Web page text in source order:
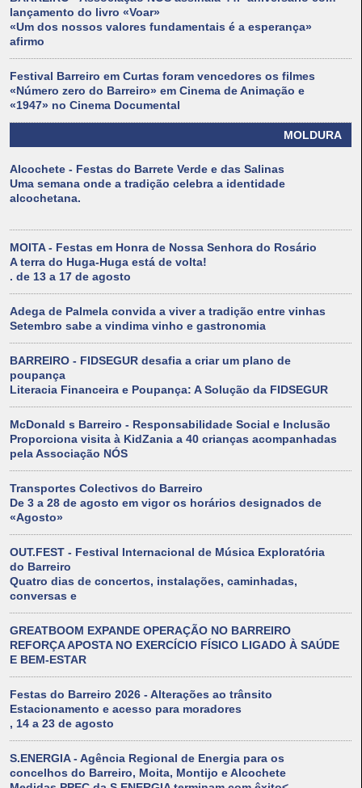
lançamento do livro «Voar»
«Um dos nossos valores fundamentais é a esperança»
afirmo
Festival Barreiro em Curtas foram vencedores os filmes
«Número zero do Barreiro» em Cinema de Animação e
«1947» no Cinema Documental
MOLDURA
Alcochete - Festas do Barrete Verde e das Salinas
Uma semana onde a tradição celebra a identidade
alcochetana.
MOITA - Festas em Honra de Nossa Senhora do Rosário
A terra do Huga-Huga está de volta!
. de 13 a 17 de agosto
Adega de Palmela convida a viver a tradição entre vinhas
Setembro sabe a vindima vinho e gastronomia
BARREIRO - FIDSEGUR desafia a criar um plano de
poupança
Literacia Financeira e Poupança: A Solução da FIDSEGUR
McDonald s Barreiro - Responsabilidade Social e Inclusão
Proporciona visita à KidZania a 40 crianças acompanhadas
pela Associação NÓS
Transportes Colectivos do Barreiro
De 3 a 28 de agosto em vigor os horários designados de
«Agosto»
OUT.FEST - Festival Internacional de Música Exploratória
do Barreiro
Quatro dias de concertos, instalações, caminhadas,
conversas e
GREATBOOM EXPANDE OPERAÇÃO NO BARREIRO
REFORÇA APOSTA NO EXERCÍCIO FÍSICO LIGADO À SAÚDE
E BEM-ESTAR
Festas do Barreiro 2026 - Alterações ao trânsito
Estacionamento e acesso para moradores
, 14 a 23 de agosto
S.ENERGIA - Agência Regional de Energia para os
concelhos do Barreiro, Moita, Montijo e Alcochete